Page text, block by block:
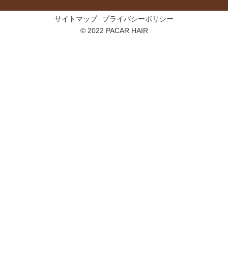
サイトマップ
プライバシーポリシー
© 2022 PACAR HAIR